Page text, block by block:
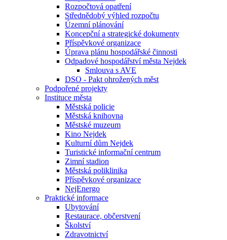
Rozpočtová opatření
Střednědobý výhled rozpočtu
Územní plánování
Koncepční a strategické dokumenty
Příspěvkové organizace
Úprava plánu hospodářské činnosti
Odpadové hospodářství města Nejdek
Smlouva s AVE
DSO - Pakt ohrožených měst
Podpořené projekty
Instituce města
Městská policie
Městská knihovna
Městské muzeum
Kino Nejdek
Kulturní dům Nejdek
Turistické informační centrum
Zimní stadion
Městská poliklinika
Příspěvkové organizace
NejEnergo
Praktické informace
Ubytování
Restaurace, občerstvení
Školství
Zdravotnictví